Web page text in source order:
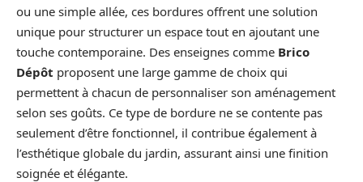
ou une simple allée, ces bordures offrent une solution
unique pour structurer un espace tout en ajoutant une
touche contemporaine. Des enseignes comme Brico
Dépôt proposent une large gamme de choix qui
permettent à chacun de personnaliser son aménagement
selon ses goûts. Ce type de bordure ne se contente pas
seulement d’être fonctionnel, il contribue également à
l’esthétique globale du jardin, assurant ainsi une finition
soignée et élégante.